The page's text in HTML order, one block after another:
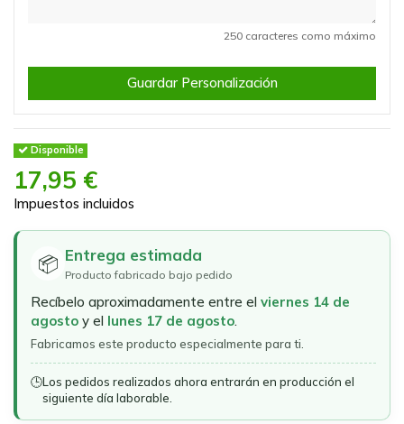
250 caracteres como máximo
Guardar Personalización
Disponible
17,95 €
Impuestos incluidos
📦 Entrega estimada
Producto fabricado bajo pedido
Recíbelo aproximadamente entre el viernes 14 de
agosto y el lunes 17 de agosto.
Fabricamos este producto especialmente para ti.
🕒Los pedidos realizados ahora entrarán en producción el
siguiente día laborable.